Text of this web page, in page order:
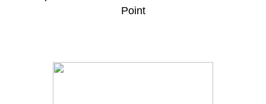
Point